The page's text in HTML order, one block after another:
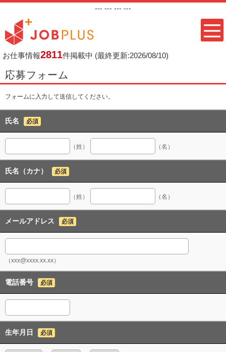
--- --- --- ---
お仕事情報2811件掲載中 (最終更新:2026/08/10)
応募フォーム
フォームに入力して送信してください。
氏名 必須
（姓） （名）
氏名（カナ） 必須
（姓） （名）
メールアドレス 必須
（xxx@xxxx.xx.xx）
電話番号 必須
生年月日 必須